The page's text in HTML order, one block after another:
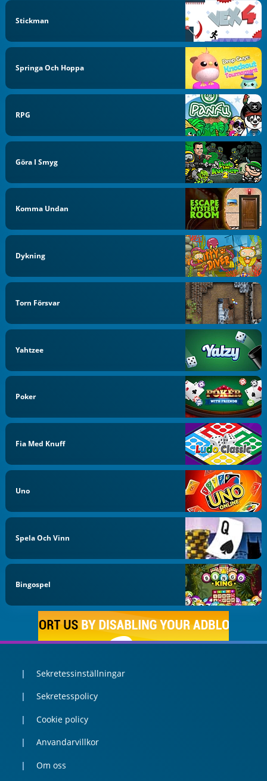
Stickman
Springa Och Hoppa
RPG
Göra I Smyg
Komma Undan
Dykning
Torn Försvar
Yahtzee
Poker
Fia Med Knuff
Uno
Spela Och Vinn
Bingospel
Sekretessinställningar
Sekretesspolicy
Cookie policy
Anvandarvillkor
Om oss